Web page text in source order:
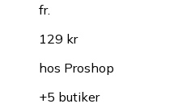
fr.
129 kr
hos Proshop
+5 butiker